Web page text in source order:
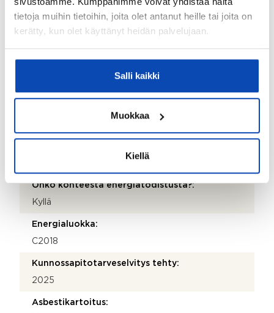
tietoja muihin tietoihin, joita olet antanut heille tai joita on
kerätty, kun olet käyttänyt heidän palvelujaan.
Salli kaikki
Muokkaa
Kiellä
Huopa
Lämmitysjärjestelmä:
Onko kohteesta energiatodistusta?:
Kyllä
Energialuokka:
C2018
Kunnossapitotarveselvitys tehty:
2025
Asbestikartoitus: